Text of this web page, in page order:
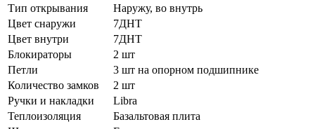
Тип открывания
Наружу, во внутрь
Цвет снаружи
7ДНТ
Цвет внутри
7ДНТ
Блокираторы
2 шт
Петли
3 шт на опорном подшипнике
Количество замков
2 шт
Ручки и накладки
Libra
Теплоизоляция
Базальтовая плита